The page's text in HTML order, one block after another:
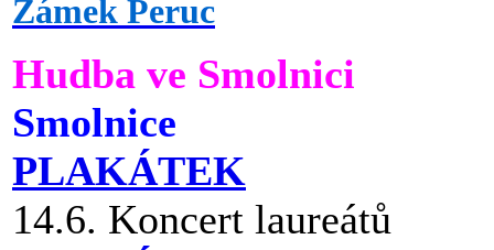
Zámek Peruc
Hudba ve Smolnici
Smolnice
PLAKÁTEK
14.6. Koncert laureátů